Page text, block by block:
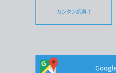
カンタン応募！